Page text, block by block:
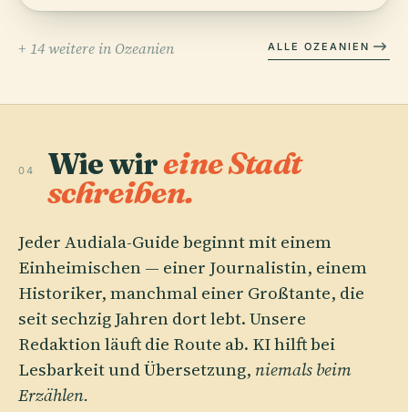
+ 14 weitere in Ozeanien ALLE OZEANIEN
04 Wie wireine Stadt
schreiben.
Jeder Audiala-Guide beginnt mit einem
Einheimischen — einer Journalistin, einem
Historiker, manchmal einer Großtante, die
seit sechzig Jahren dort lebt. Unsere
Redaktion läuft die Route ab. KI hilft bei
Lesbarkeit und Übersetzung, niemals beim
Erzählen.